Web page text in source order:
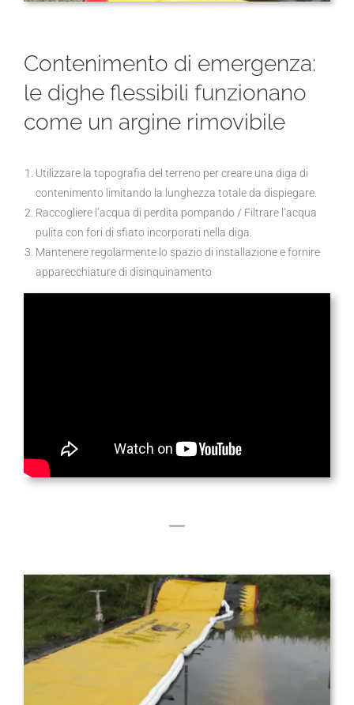
Contenimento di emergenza:
le dighe flessibili funzionano
come un argine rimovibile
Utilizzare la topografia del terreno per creare una diga di
contenimento limitando la lunghezza totale da dispiegare.
Raccogliere l’acqua di perdita pompando / Filtrare l’acqua
pulita con fori di sfiato incorporati nella diga.
Mantenere regolarmente lo spazio di installazione e fornire
apparecchiature di disinquinamento